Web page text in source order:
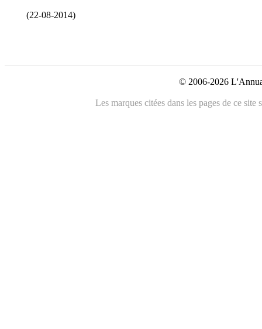
(22-08-2014)
© 2006-2026
Les marques citées dans les pages de ce